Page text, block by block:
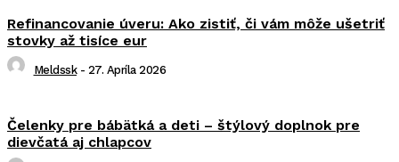
Refinancovanie úveru: Ako zistiť, či vám môže ušetriť
stovky až tisíce eur
Meldssk - 27. Apríla 2026
Čelenky pre bábätká a deti – štýlový doplnok pre
dievčatá aj chlapcov